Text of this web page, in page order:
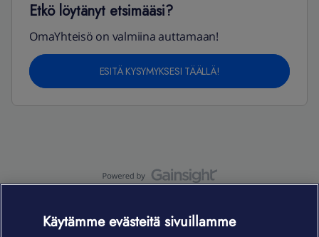
Etkö löytänyt etsimääsi?
OmaYhteisö on valmiina auttamaan!
ESITÄ KYSYMYKSESI TÄÄLLÄ!
Käytämme evästeitä sivuillamme